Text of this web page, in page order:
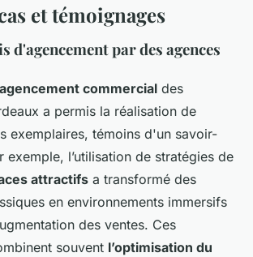
et témoignages
d'agencement par des agences
commercial des
a permis la réalisation de
exemplaires, témoins d'un savoir-
exemple, l’utilisation de stratégies de
attractifs a transformé des
en environnements immersifs
des ventes. Ces
souvent l’optimisation du